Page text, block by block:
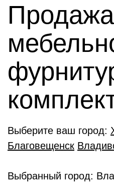
Продажа
Выберите ваш город:
Благовещенск
Выбранный город: